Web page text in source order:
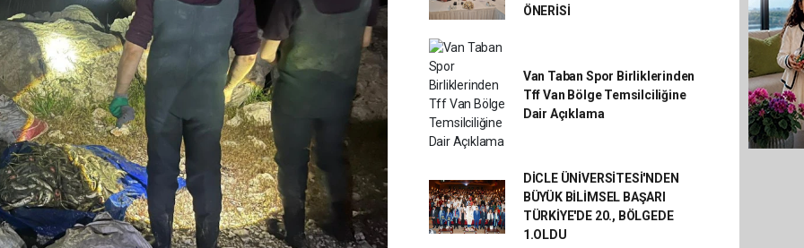
ÖNERİSİ
Van Taban Spor Birliklerinden
Tff Van Bölge Temsilciliğine
Dair Açıklama
DİCLE ÜNİVERSİTESİ'NDEN
BÜYÜK BİLİMSEL BAŞARI
TÜRKİYE'DE 20., BÖLGEDE
1.OLDU